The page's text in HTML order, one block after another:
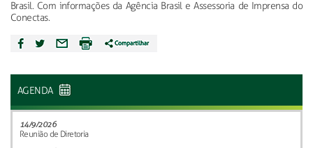
Brasil. Com informações da Agência Brasil e Assessoria de Imprensa do
Conectas.
AGENDA
14/9/2026
Reunião de Diretoria